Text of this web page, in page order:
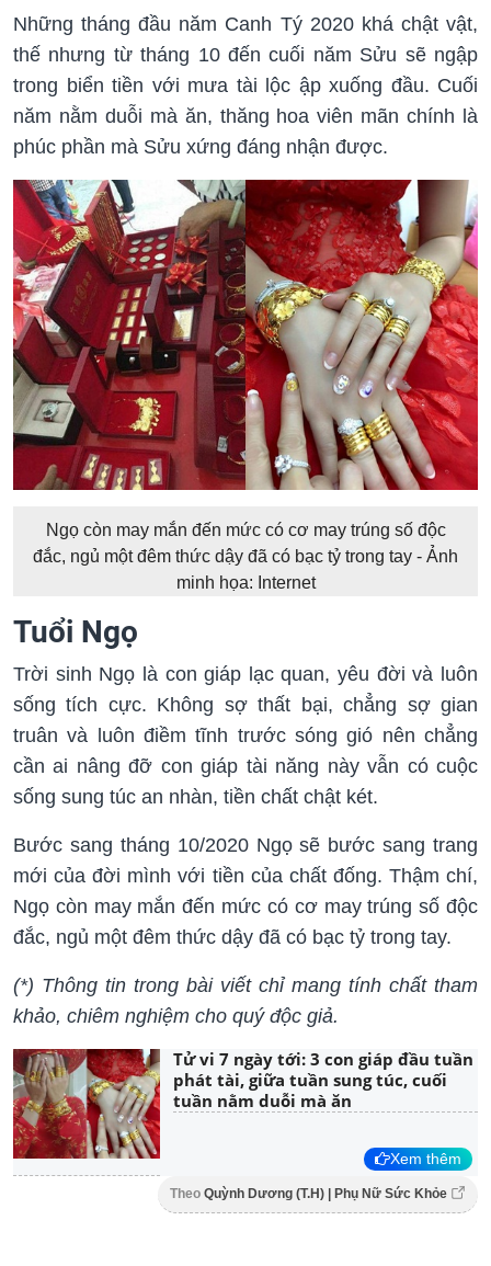
Những tháng đầu năm Canh Tý 2020 khá chật vật,
thế nhưng từ tháng 10 đến cuối năm Sửu sẽ ngập
trong biển tiền với mưa tài lộc ập xuống đầu. Cuối
năm nằm duỗi mà ăn, thăng hoa viên mãn chính là
phúc phần mà Sửu xứng đáng nhận được.
Ngọ còn may mắn đến mức có cơ may trúng số độc
đắc, ngủ một đêm thức dậy đã có bạc tỷ trong tay - Ảnh
minh họa: Internet
Tuổi Ngọ
Trời sinh Ngọ là con giáp lạc quan, yêu đời và luôn
sống tích cực. Không sợ thất bại, chẳng sợ gian
truân và luôn điềm tĩnh trước sóng gió nên chẳng
cần ai nâng đỡ con giáp tài năng này vẫn có cuộc
sống sung túc an nhàn, tiền chất chật két.
Bước sang tháng 10/2020 Ngọ sẽ bước sang trang
mới của đời mình với tiền của chất đống. Thậm chí,
Ngọ còn may mắn đến mức có cơ may trúng số độc
đắc, ngủ một đêm thức dậy đã có bạc tỷ trong tay.
(*) Thông tin trong bài viết chỉ mang tính chất tham
khảo, chiêm nghiệm cho quý độc giả.
Tử vi 7 ngày tới: 3 con giáp đầu tuần
phát tài, giữa tuần sung túc, cuối
tuần nằm duỗi mà ăn
Xem thêm
Theo Quỳnh Dương (T.H) | Phụ Nữ Sức Khỏe